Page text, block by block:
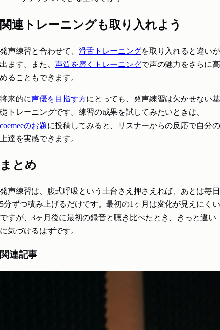
関連トレーニングも取り入れよう
発声練習と合わせて、 滑舌トレーニングを取り入れると違いが
出ます。また、 声質を磨くトレーニングで声の魅力をさらに高
めることもできます。
将来的に声優を目指す方にとっても、発声練習は欠かせない基
礎トレーニングです。練習の成果を試してみたいときは、
coemeeのお題に投稿してみると、リスナーからの反応で自分の
上達を実感できます。
まとめ
発声練習は、腹式呼吸という土台さえ押さえれば、あとは毎日
5分ずつ積み上げるだけです。最初の1ヶ月は変化が見えにくい
ですが、3ヶ月後に最初の録音と聴き比べたとき、きっと違い
に気づけるはずです。
関連記事